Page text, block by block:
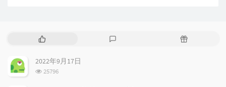
热
文
章
随
2022年9月17日
浏
25796